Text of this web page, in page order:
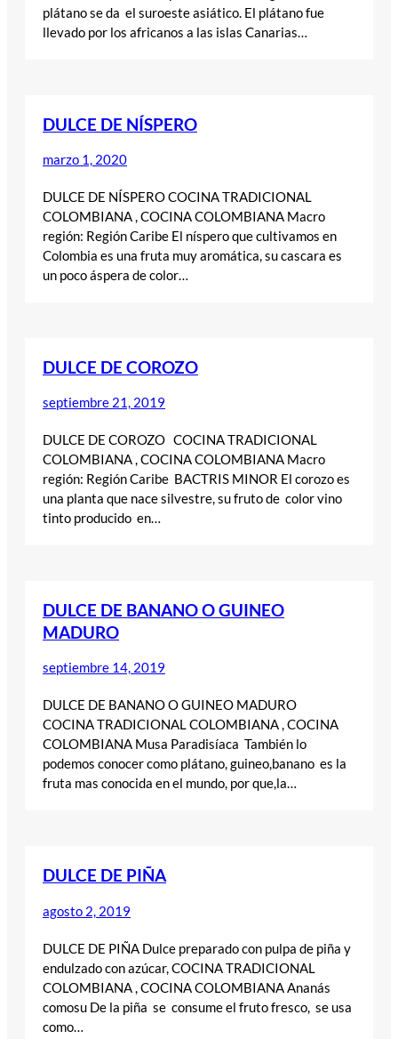
plátano se da el suroeste asiático. El plátano fue
llevado por los africanos a las islas Canarias…
DULCE DE NÍSPERO
marzo 1, 2020
DULCE DE NÍSPERO COCINA TRADICIONAL
COLOMBIANA , COCINA COLOMBIANA Macro
región: Región Caribe El níspero que cultivamos en
Colombia es una fruta muy aromática, su cascara es
un poco áspera de color…
DULCE DE COROZO
septiembre 21, 2019
DULCE DE COROZO COCINA TRADICIONAL
COLOMBIANA , COCINA COLOMBIANA Macro
región: Región Caribe BACTRIS MINOR El corozo es
una planta que nace silvestre, su fruto de color vino
tinto producido en…
DULCE DE BANANO O GUINEO
MADURO
septiembre 14, 2019
DULCE DE BANANO O GUINEO MADURO
COCINA TRADICIONAL COLOMBIANA , COCINA
COLOMBIANA Musa Paradisíaca También lo
podemos conocer como plátano, guineo,banano es la
fruta mas conocida en el mundo, por que,la…
DULCE DE PIÑA
agosto 2, 2019
DULCE DE PIÑA Dulce preparado con pulpa de piña y
endulzado con azúcar, COCINA TRADICIONAL
COLOMBIANA , COCINA COLOMBIANA Ananás
comosu De la piña se consume el fruto fresco, se usa
como…